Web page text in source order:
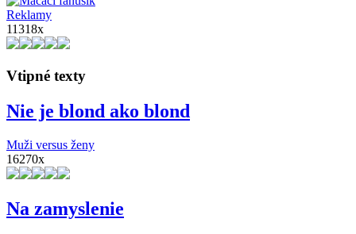
Reklamy
11318x
Vtipné texty
Nie je blond ako blond
Muži versus ženy
16270x
Na zamyslenie